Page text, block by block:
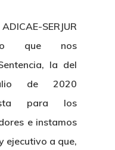
SERJUR
que nos
la del
de 2020
para los
e instamos
ejecutivo a que,